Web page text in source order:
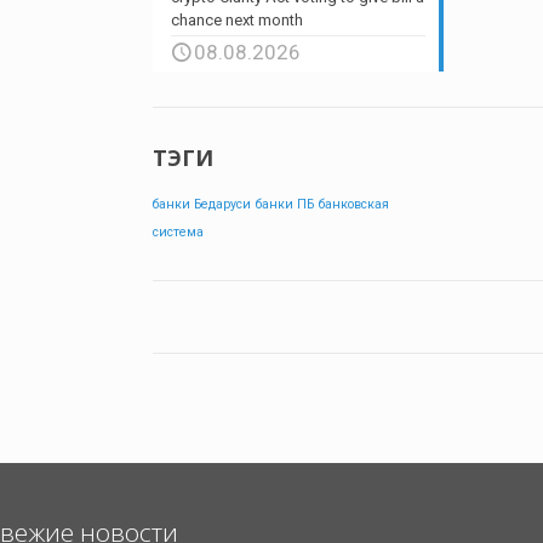
chance next month
08.08.2026
ТЭГИ
банки Бедаруси банки ПБ банковская
система
новости